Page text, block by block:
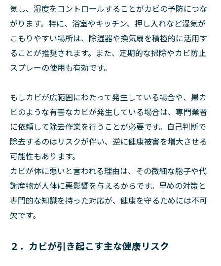
気し、湿度をコントロールすることがカビの予防につな
がります。特に、浴室やキッチン、押し入れなど湿気が
こもりやすい場所は、除湿器や換気扇を積極的に活用す
ることが推奨されます。また、定期的な掃除やカビ防止
スプレーの使用も有効です。
もしカビが広範囲にわたって発生している場合や、黒カ
ビのような有害なカビが発生している場合は、専門業者
に依頼して除去作業を行うことが必要です。自己判断で
除去するのはリスクが伴い、逆に健康被害を増大させる
可能性もあります。
カビが体に悪いと言われる理由は、その微細な胞子や代
謝産物が人体に悪影響を与えるからです。早めの対策と
専門的な知識を持った対応が、健康を守るためには不可
欠です。
２．カビが引き起こす主な健康リスク